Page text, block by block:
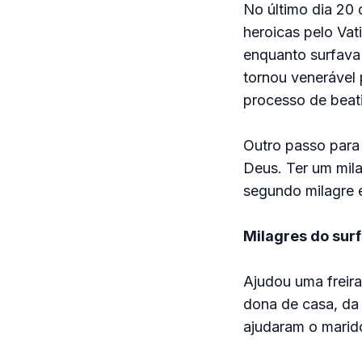
No último dia 20
heroicas pelo
enquanto
tornou venerável
processo de
Outro passo
Deus. Ter um
segundo milagre
Milagres do
Ajudou uma
dona de casa,
ajudaram o